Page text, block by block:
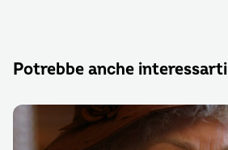
Potrebbe anche interessarti